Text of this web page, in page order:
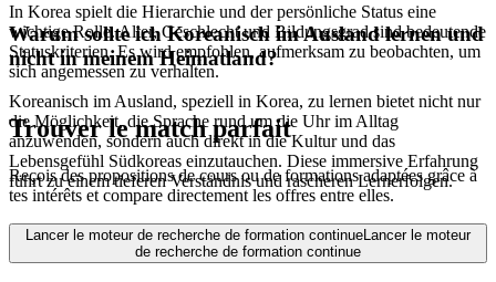
In Korea spielt die Hierarchie und der persönliche Status eine
wichtige Rolle. Alter, Geschlecht und Bildungsgrad sind bedeutende
Statuskriterien. Es wird empfohlen, aufmerksam zu beobachten, um
sich angemessen zu verhalten.
Warum sollte ich Koreanisch im Ausland lernen und
nicht in meinem Heimatland?
Koreanisch im Ausland, speziell in Korea, zu lernen bietet nicht nur
die Möglichkeit, die Sprache rund um die Uhr im Alltag
anzuwenden, sondern auch direkt in die Kultur und das
Lebensgefühl Südkoreas einzutauchen. Diese immersive Erfahrung
führt zu einem tieferen Verständnis und rascheren Lernerfolgen.
Trouver le match parfait
Reçois des propositions de cours ou de formations adaptées grâce à
tes intérêts et compare directement les offres entre elles.
Lancer le moteur de recherche de formation continue Lancer le moteur
de recherche de formation continue